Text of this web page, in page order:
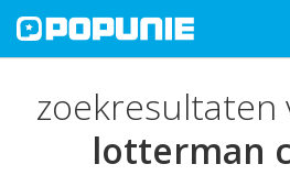
zoekresultaten
lotterman